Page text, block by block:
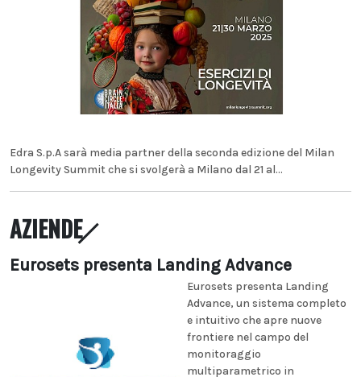
Edra S.p.A sarà media partner della seconda edizione del Milan
Longevity Summit che si svolgerà a Milano dal 21 al...
AZIENDE
Eurosets presenta Landing Advance
Eurosets presenta Landing
Advance, un sistema completo
e intuitivo che apre nuove
frontiere nel campo del
monitoraggio
multiparametrico in